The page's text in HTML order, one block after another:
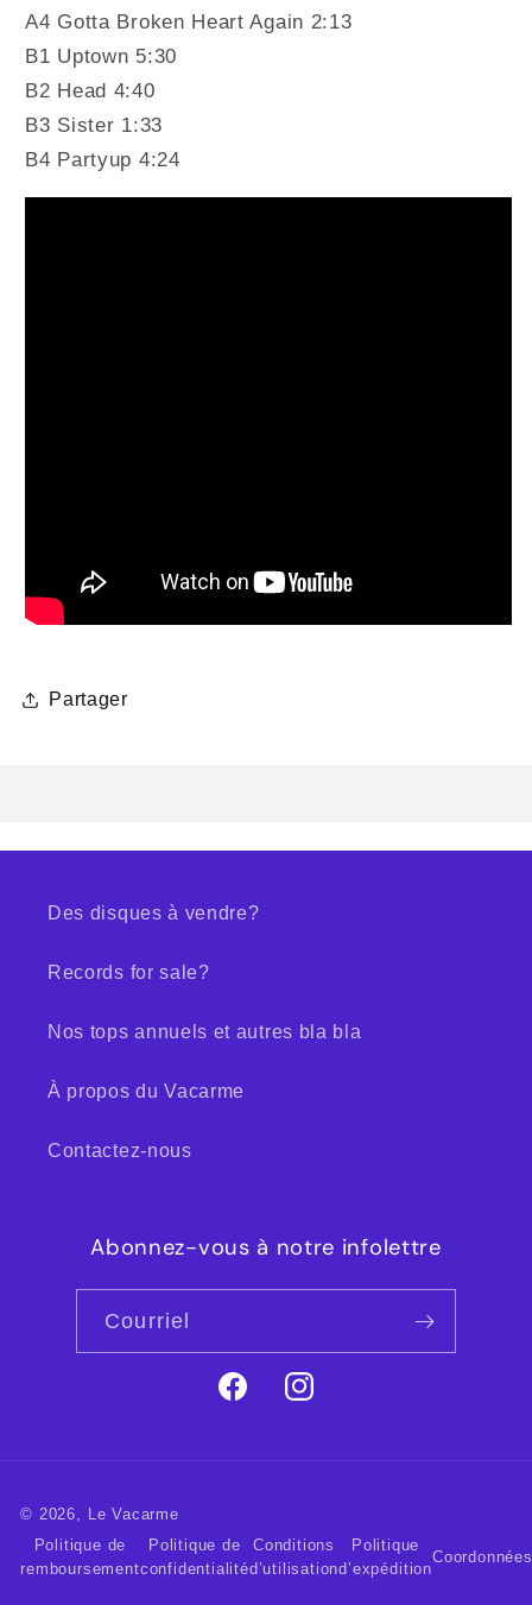
A4 Gotta Broken Heart Again 2:13
B1 Uptown 5:30
B2 Head 4:40
B3 Sister 1:33
B4 Partyup 4:24
Partager
Des disques à vendre?
Records for sale?
Nos tops annuels et autres bla bla
À propos du Vacarme
Contactez-nous
Abonnez-vous à notre infolettre
Courriel
FacebookInstagram
© 2026,
Le Vacarme
Politique de
remboursement
Politique de
confidentialité
Conditions
d’utilisation
Politique
d’expédition
Coordonnées